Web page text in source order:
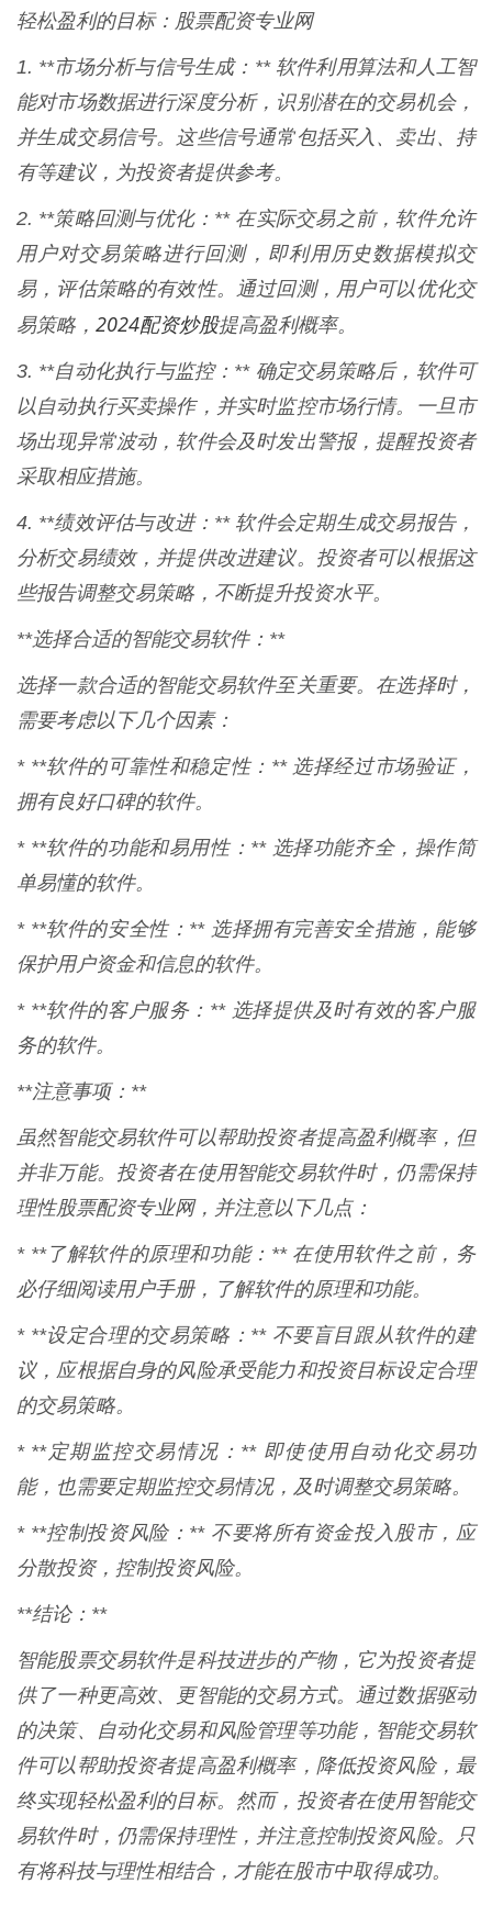
轻松盈利的目标：股票配资专业网
1. **市场分析与信号生成：** 软件利用算法和人工智
能对市场数据进行深度分析，识别潜在的交易机会，
并生成交易信号。这些信号通常包括买入、卖出、持
有等建议，为投资者提供参考。
2. **策略回测与优化：** 在实际交易之前，软件允许
用户对交易策略进行回测，即利用历史数据模拟交
易，评估策略的有效性。通过回测，用户可以优化交
易策略， 2024配资炒股提高盈利概率。
3. **自动化执行与监控：** 确定交易策略后，软件可
以自动执行买卖操作，并实时监控市场行情。一旦市
场出现异常波动，软件会及时发出警报，提醒投资者
采取相应措施。
4. **绩效评估与改进：** 软件会定期生成交易报告，
分析交易绩效，并提供改进建议。投资者可以根据这
些报告调整交易策略，不断提升投资水平。
**选择合适的智能交易软件：**
选择一款合适的智能交易软件至关重要。在选择时，
需要考虑以下几个因素：
* **软件的可靠性和稳定性：** 选择经过市场验证，
拥有良好口碑的软件。
* **软件的功能和易用性：** 选择功能齐全，操作简
单易懂的软件。
* **软件的安全性：** 选择拥有完善安全措施，能够
保护用户资金和信息的软件。
* **软件的客户服务：** 选择提供及时有效的客户服
务的软件。
**注意事项：**
虽然智能交易软件可以帮助投资者提高盈利概率，但
并非万能。投资者在使用智能交易软件时，仍需保持
理性股票配资专业网，并注意以下几点：
* **了解软件的原理和功能：** 在使用软件之前，务
必仔细阅读用户手册，了解软件的原理和功能。
* **设定合理的交易策略：** 不要盲目跟从软件的建
议，应根据自身的风险承受能力和投资目标设定合理
的交易策略。
* **定期监控交易情况：** 即使使用自动化交易功
能，也需要定期监控交易情况，及时调整交易策略。
* **控制投资风险：** 不要将所有资金投入股市，应
分散投资，控制投资风险。
**结论：**
智能股票交易软件是科技进步的产物，它为投资者提
供了一种更高效、更智能的交易方式。通过数据驱动
的决策、自动化交易和风险管理等功能，智能交易软
件可以帮助投资者提高盈利概率，降低投资风险，最
终实现轻松盈利的目标。然而，投资者在使用智能交
易软件时，仍需保持理性，并注意控制投资风险。只
有将科技与理性相结合，才能在股市中取得成功。